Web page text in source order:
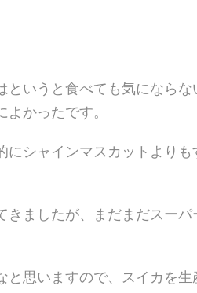
いうと食べても気になら
かったです。
シャインマスカットよりも
ましたが、まだまだスー
思いますので、スイカを